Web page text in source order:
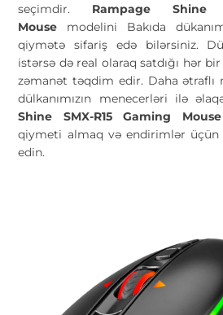
seçimdir. Rampage Shine
Mouse modelini Bakıda
qiymətə sifariş edə bilərsiniz.
istərsə də real olaraq satdığı hər
zəmanət təqdim edir. Daha
dülkanımızın menecerləri ilə
Shine SMX-R15 Gaming
qiymeti almaq və endirimlər üçün
edin.